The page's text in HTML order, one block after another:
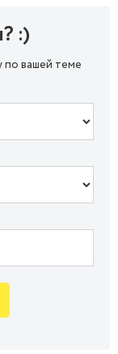
:)
по вашей теме